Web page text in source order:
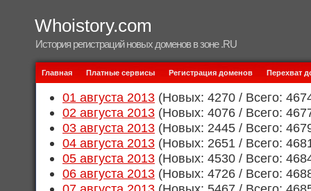
Whoistory.com
История регистраций новых доменов в зоне .RU
Главная Платные сервисы Регистрация доменов Перехват
01 августа 2013 (Новых: 4270 / Всего:
02 августа 2013 (Новых: 4076 / Всего:
03 августа 2013 (Новых: 2445 / Всего:
04 августа 2013 (Новых: 2651 / Всего:
05 августа 2013 (Новых: 4530 / Всего:
06 августа 2013 (Новых: 4726 / Всего: